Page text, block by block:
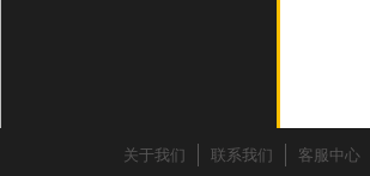
关于我们 联系我们 客服中心